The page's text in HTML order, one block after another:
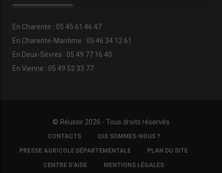
En Charente : 05 45 61 46 47
En Charente-Maritime : 05 46 34 12 61
En Deux-Sèvres : 05 49 77 16 40
En Vienne : 05 49 52 33 77
© Réussir 2026 - Tous droits réservés
COPYRIGHTCONTACTS QUI SOMMES-NOUS ?
PRESSE AGRICOLE DÉPARTEMENTALE PLAN DU SITE
CENTRE D'AIDE MENTIONS LÉGALES